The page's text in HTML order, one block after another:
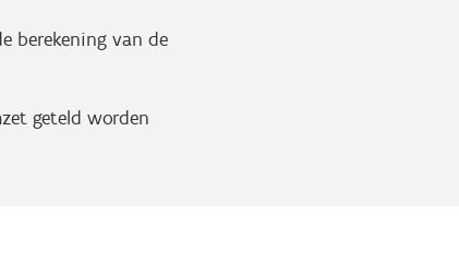
berekening van de
geteld worden